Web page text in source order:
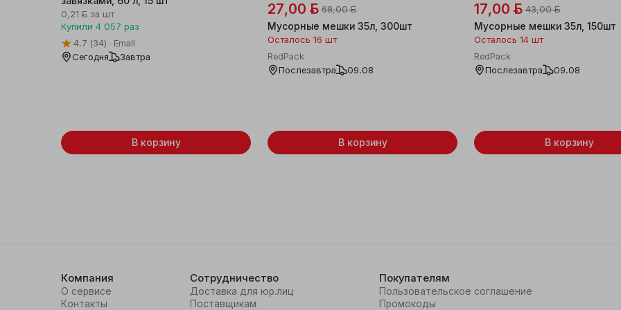
0,21 ƃ за шт
Купили 4 057 раз
4.7 (34)
Emall
Сегодня
Завтра
В корзину
27,00 ƃ 68,00 ƃ
Мусорные мешки 35л, 300шт
Осталось 16 шт
RedPack
Послезавтра
09.08
В корзину
17,00 ƃ 43,00 ƃ
Мусорные мешки 35л, 150шт
Осталось 14 шт
RedPack
Послезавтра
09.08
В корзину
Компания
О сервисе
Контакты
Сотрудничество
Доставка для юр.лиц
Поставщикам
Покупателям
Пользовательское соглашение
Промокоды